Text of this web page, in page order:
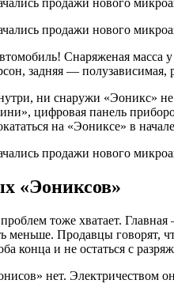
Снаряженая
задняя —
ни снаружи «Эоникс» не
цифровая панель
на «Эониксе» в
«Эониксов»
тоже хватает.
меньше. Продавцы
конца и не остаться с
нет. Электричеством